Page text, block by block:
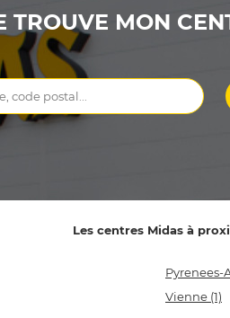
TROUVE MON
Les centres Midas à
Vienne (1)